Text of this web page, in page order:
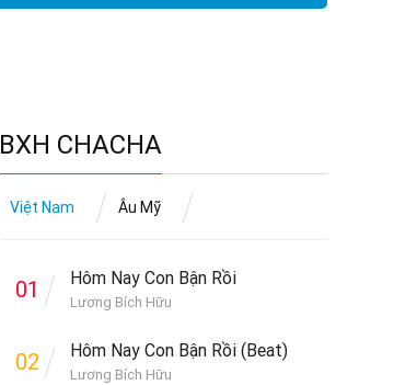
BXH CHACHA
Việt Nam Âu Mỹ
01 Hôm Nay Con Bận Rồi
Lương Bích Hữu
02 Hôm Nay Con Bận Rồi (Beat)
Lương Bích Hữu